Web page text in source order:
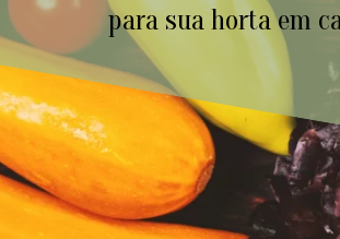
para sua horta em